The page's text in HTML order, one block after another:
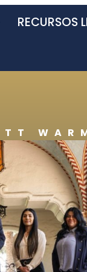
RECURSOS